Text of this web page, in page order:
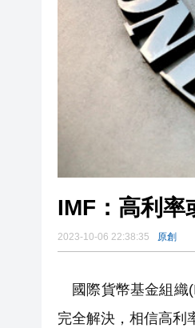
梁振
2025
山東
瀋陽
IMF：高利率
2023-10-06 22:38:35 原創
國際貨幣基金組織
完全解決，相信高利